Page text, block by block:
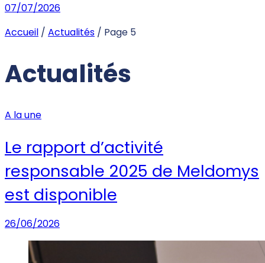
07/07/2026
Accueil / Actualités / Page 5
Actualités
A la une
Le rapport d’activité
responsable 2025 de Meldomys
est disponible
26/06/2026